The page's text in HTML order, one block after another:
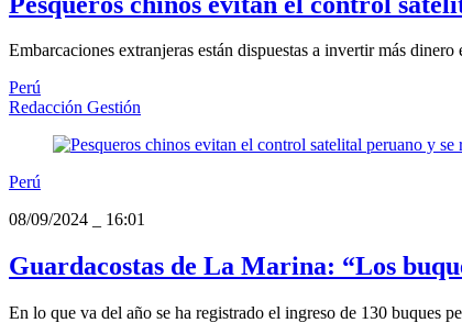
Embarcaciones extranjeras están dispuestas a invertir más
Perú
Redacción Gestión
Perú
08/09/2024
16:01
Guardacostas de La Marina: “Los
En lo que va del año se ha registrado el ingreso de 130 buques